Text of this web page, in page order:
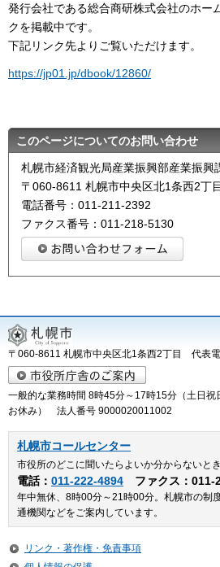
発行会社である総合商研株式会社のホー
クを掲載中です。
下記リンク先よりご覧いただけます。
https://jp01.jp/dbook/12860/
このページについてのお問い合わせ
札幌市経済観光局産業振興部産業振興
〒060-8611 札幌市中央区北1条西2丁
電話番号：011-211-2392
ファクス番号：011-218-5130
〒060-8611 札幌市中央区北1条西2丁目 代表
一般的な業務時間 8時45分～17時15分（土日
お休み） 法人番号 9000020011002
札幌市コールセンター
市役所のどこに聞いたらよいか分からないと
電話： 011-222-4894 ファクス：011-
年中無休、8時00分～21時00分。札幌市の制
通機関などをご案内しています。
リンク・著作権・免責事項